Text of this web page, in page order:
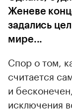
Женеве
задались
мире...
Спор о том,
считается
и
исключения